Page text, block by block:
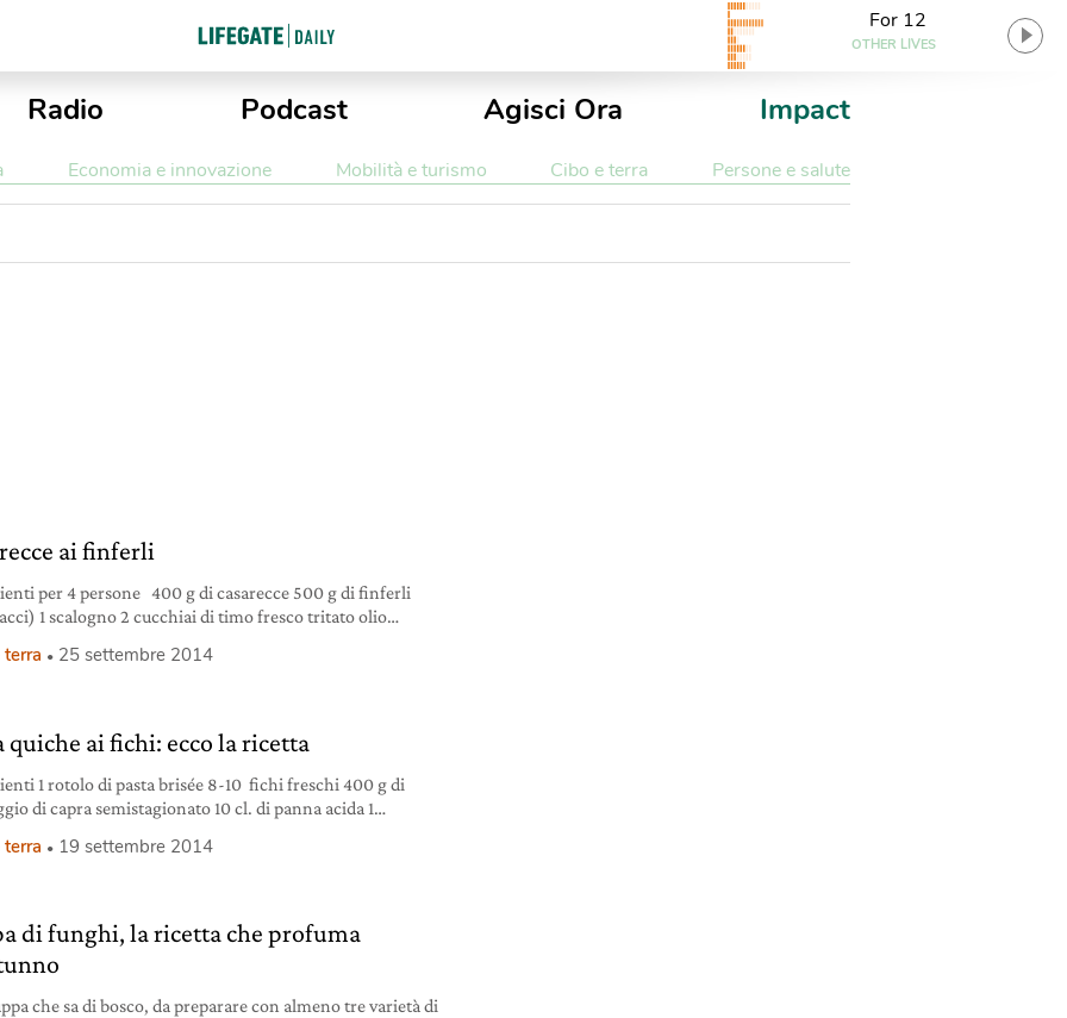
For 12
OTHER LIVES
Radio Podcast Agisci Ora Impact
Economia e innovazione Mobilità e turismo Cibo e terra Persone e salute
ai finferli
per 4 persone 400 g di casarecce 500 g di finferli
1 scalogno 2 cucchiai di timo fresco tritato olio
fresco parmigiano reggiano grattugiato, a piacere
terra 25 settembre 2014
quiche ai fichi: ecco la ricetta
1 rotolo di pasta brisée 8-10 fichi freschi 400 g di
di capra semistagionato 10 cl. di panna acida 1
Foderare una tortiera con la pasta brisée, facendola
terra 19 settembre 2014
di funghi, la ricetta che profuma
che sa di bosco, da preparare con almeno tre varietà di